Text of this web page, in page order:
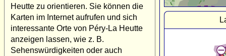
Heutte zu orientieren. Sie können die
Karten im Internet aufrufen und sich
interessante Orte von Péry-La Heutte
anzeigen lassen, wie z. B.
Sehenswürdigkeiten oder auch